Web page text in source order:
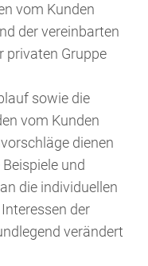
vom Kunden
der vereinbarten
privaten Gruppe
sowie die
vom Kunden
dienen
und
die individuellen
der
verändert